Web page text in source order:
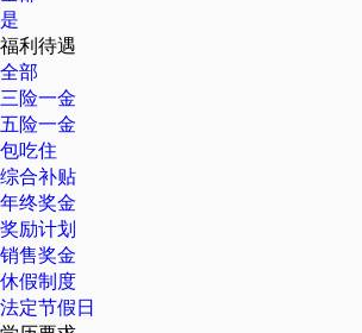
是
福利待遇
全部
三险一金
五险一金
包吃住
综合补贴
年终奖金
奖励计划
销售奖金
休假制度
法定节假日